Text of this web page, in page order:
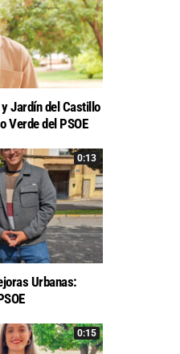
Jardín del Castillo
Verde del PSOE
0:13
Urbanas:
0:15